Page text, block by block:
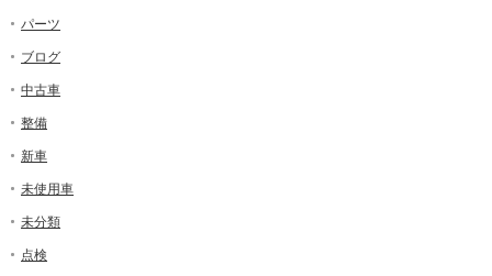
パーツ
ブログ
中古車
整備
新車
未使用車
未分類
点検